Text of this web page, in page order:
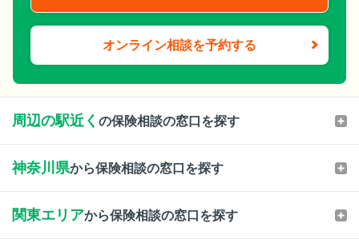
オンライン相談を予約する
周辺の駅近く の保険相談の窓口を探す
神奈川県から保険相談の窓口を探す
関東エリアから保険相談の窓口を探す